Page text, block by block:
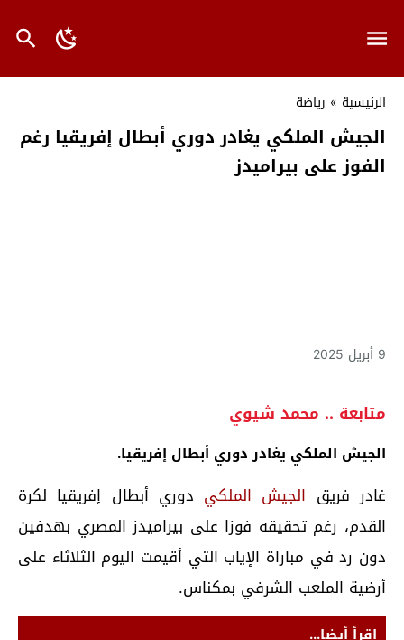
الرئيسية » رياضة
الجيش الملكي يغادر دوري أبطال إفريقيا رغم
الفوز على بيراميدز
9 أبريل 2025
متابعة .. محمد شيوي
الجيش الملكي يغادر دوري أبطال إفريقيا.
غادر فريق الجيش الملكي دوري أبطال إفريقيا لكرة
القدم، رغم تحقيقه فوزا على بيراميدز المصري بهدفين
دون رد في مباراة الإياب التي أقيمت اليوم الثلاثاء على
أرضية الملعب الشرفي بمكناس.
اقرأ أيضا...